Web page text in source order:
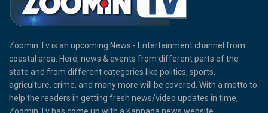
Zoomin Tv is an upcoming News - Entertainment channel from
coastal area. Here, news & events from different parts of the
state and from different categories like politics, sports,
agriculture, crime, and many more will be covered. With a motto to
help the readers in getting fresh news/video updates in time,